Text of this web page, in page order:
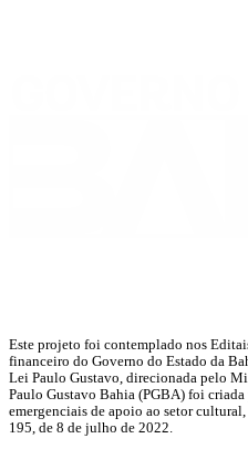
Este projeto foi contemplado nos
financeiro do Governo do Estado da
Lei Paulo Gustavo, direcionada pelo
Paulo Gustavo Bahia (PGBA) foi criada
emergenciais de apoio ao setor
195, de 8 de julho de 2022.